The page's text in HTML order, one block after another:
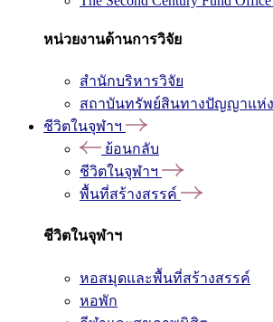
หน่วยงานด้านการวิจัย
สำนักบริหารวิจัย
สถาบันทรัพย์สินทางปัญญาแห่
ชีวิตในจุฬาฯ
ย้อนกลับ
ชีวิตในจุฬาฯ
พื้นที่สร้างสรรค์
ชีวิตในจุฬาฯ
หอสมุดและพื้นที่สร้างสรรค์
หอพัก